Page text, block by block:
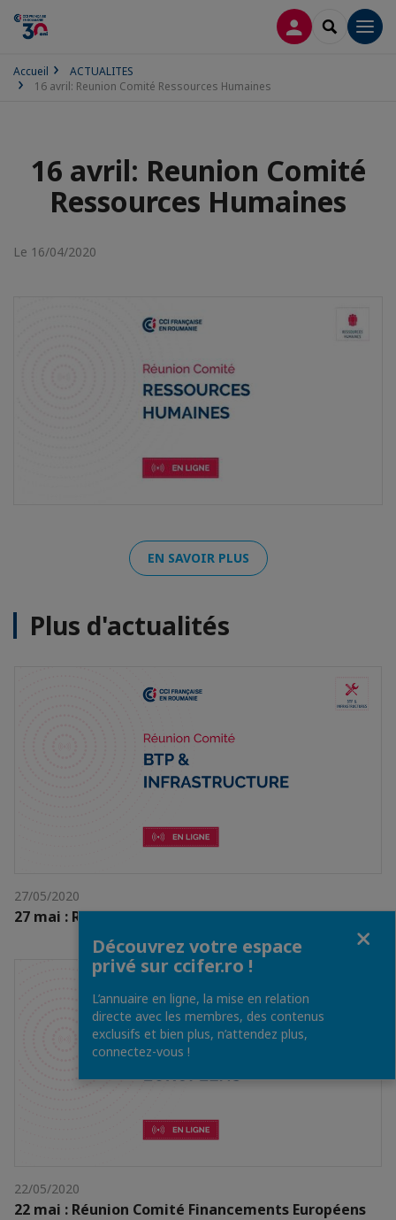
CONNEXION
Accueil
ACTUALITES
16 avril: Reunion Comité Ressources Humaines
16 avril: Reunion Comité
Ressources Humaines
Le 16/04/2020
EN SAVOIR PLUS
Plus d'actualités
27/05/2020
27 mai : Reunion Comité BTP&Infrastructure
22/05/2020
22 mai : Réunion Comité Financements Européens
Découvrez votre espace
privé sur ccifer.ro !
L’annuaire en ligne, la mise en relation
directe avec les membres, des contenus
exclusifs et bien plus, n’attendez plus,
connectez-vous !